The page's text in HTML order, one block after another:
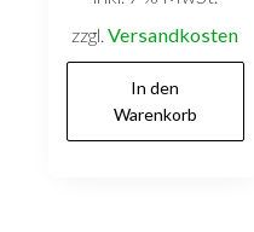
zzgl.Versandkosten
In den
Warenkorb